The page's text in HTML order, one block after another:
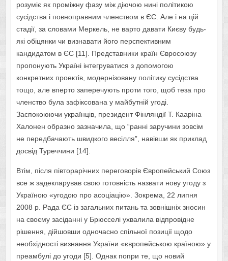
розуміє як проміжну фазу між діючою нині політикою
сусідства і повноправним членством в ЄС. Але і на цій
стадії, за словами Меркель, не варто давати Києву будь-
які обіцянки чи визнавати його перспективним
кандидатом в ЄС [11]. Представники країн Євросоюзу
пропонують Україні інтегруватися з допомогою
конкретних проектів, модернізовану політику сусідства
тощо, але вперто заперечують проти того, щоб теза про
членство була зафіксована у майбутній угоді.
Заспокоюючи українців, президент Фінляндії Т. Кааріна
Халонен образно зазначила, що “ранні заручини зовсім
не передбачають швидкого весілля”, навівши як приклад
досвід Туреччини [14].
Втім, після півторарічних переговорів Європейський Союз
все ж задекларував свою готовність назвати нову угоду з
Україною «угодою про асоціацію». Зокрема, 22 липня
2008 р. Рада ЄС із загальних питань та зовнішніх зносин
на своєму засіданні у Брюсселі ухвалила відпровідне
рішення, дійшовши одночасно спільної позиції щодо
необхідності визнання України «європейською країною» у
преамбулі до угоди [5]. Однак попри те, що новий